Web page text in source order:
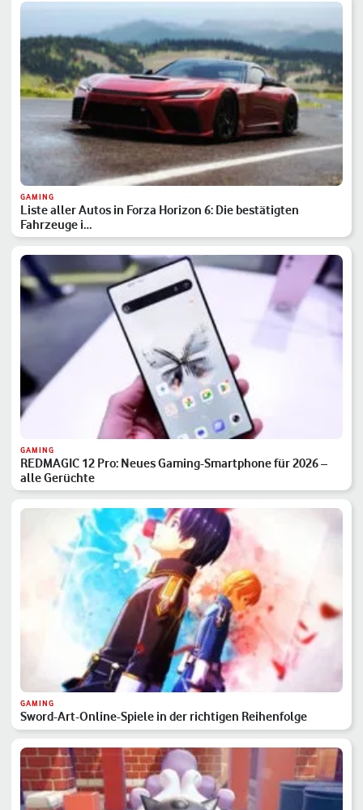
GAMING
Liste aller Autos in Forza Horizon 6: Die bestätigten
Fahrzeuge i…
GAMING
REDMAGIC 12 Pro: Neues Gaming-Smartphone für 2026 –
alle Gerüchte
GAMING
Sword-Art-Online-Spiele in der richtigen Reihenfolge